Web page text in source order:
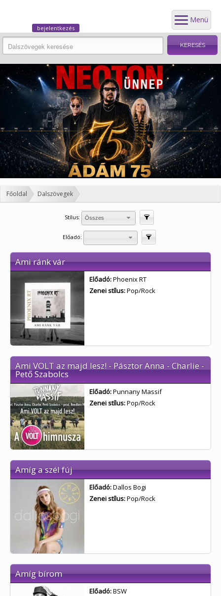
Menü
bejelentkezés
Főoldal Dalszövegek
Stílus: Összes
Előadó:
Ami ránk vár
Előadó:Phoenix RT
Zenei stílus:Pop/Rock
Ami VOLT az majd lesz! - Pásztor Anna - Charlie -
Pető Szabolcs
Előadó:Punnany Massif
Zenei stílus:Pop/Rock
Amíg a szél fúj
Előadó:Dallos Bogi
Zenei stílus:Pop/Rock
Amíg bírom
Előadó:BSW